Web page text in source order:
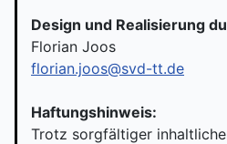
Design und Realisierung
Florian Joos
florian.joos@svd-tt.de
Haftungshinweis:
Trotz sorgfältiger